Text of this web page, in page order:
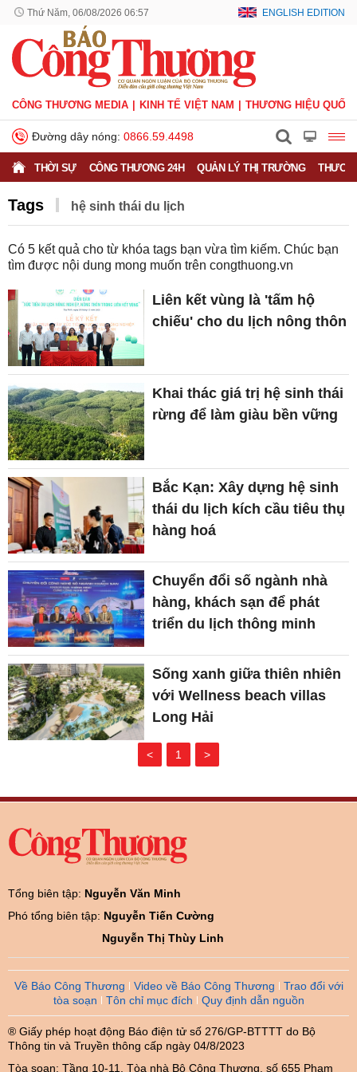
Thứ Năm, 06/08/2026 06:57 ENGLISH EDITION
CÔNG THƯƠNG MEDIA KINH TẾ VIỆT NAM THƯƠNG HIỆU QUỐC
Đường dây nóng: 0866.59.4498
THỜI SỰ CÔNG THƯƠNG 24H QUẢN LÝ THỊ TRƯỜNG
Tags hệ sinh thái du lịch
Có 5 kết quả cho từ khóa tags bạn vừa tìm kiếm. Chúc bạn
tìm được nội dung mong muốn trên congthuong.vn
Liên kết vùng là 'tấm hộ
chiếu' cho du lịch nông thôn
Khai thác giá trị hệ sinh thái
rừng để làm giàu bền vững
Bắc Kạn: Xây dựng hệ sinh
thái du lịch kích cầu tiêu thụ
hàng hoá
Chuyển đổi số ngành nhà
hàng, khách sạn để phát
triển du lịch thông minh
Sống xanh giữa thiên nhiên
với Wellness beach villas
Long Hải
< 1 >
Tổng biên tập: Nguyễn Văn Minh
Phó tổng biên tập: Nguyễn Tiến Cường
Nguyễn Thị Thùy Linh
Về Báo Công Thương Video về Báo Công Thương
Trao đổi với
tòa soạn
Tôn chỉ mục đích Quy định dẫn nguồn
® Giấy phép hoạt động Báo điện tử số 276/GP-BTTTT do Bộ
Thông tin và Truyền thông cấp ngày 04/8/2023
Tòa soạn: Tầng 10-11, Tòa nhà Bộ Công Thương, số 655 Phạm